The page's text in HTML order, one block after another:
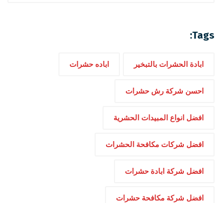
Tags:
ابادة الحشرات بالتبخير اباده حشرات
احسن شركة رش حشرات
افضل انواع المبيدات الحشرية
افضل شركات مكافحة الحشرات
افضل شركة ابادة حشرات
افضل شركة مكافحة حشرات